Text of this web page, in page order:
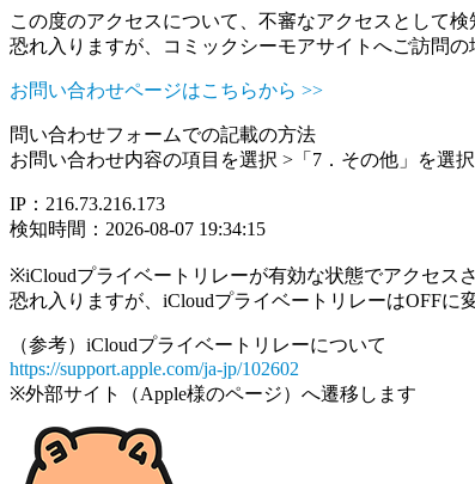
この度のアクセスについて、不審なアクセスとして検
恐れ入りますが、コミックシーモアサイトへご訪問
お問い合わせページはこちらから >>
問い合わせフォームでの記載の方法
お問い合わせ内容の項目を選択 >「7．その他」を選
IP：216.73.216.173
検知時間：2026-08-07 19:34:15
※iCloudプライベートリレーが有効な状態でアクセス
恐れ入りますが、iCloudプライベートリレーはOFFに
（参考）iCloudプライベートリレーについて
https://support.apple.com/ja-jp/102602
※外部サイト（Apple様のページ）へ遷移します